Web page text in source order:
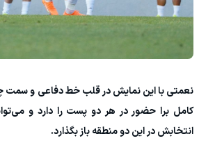
نعمتی با این نمایش در قلب خط دفاعی و سمت
کامل برا حضور در هر دو پست را دارد و
انتخابش در این دو منطقه باز بگذارد.